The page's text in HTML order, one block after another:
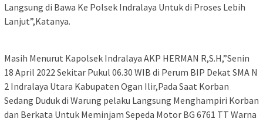
Langsung di Bawa Ke Polsek Indralaya Untuk di Proses Lebih
Lanjut”,Katanya.
Masih Menurut Kapolsek Indralaya AKP HERMAN R,S.H,”Senin
18 April 2022 Sekitar Pukul 06.30 WIB di Perum BIP Dekat SMA N
2 Indralaya Utara Kabupaten Ogan Ilir,Pada Saat Korban
Sedang Duduk di Warung pelaku Langsung Menghampiri Korban
dan Berkata Untuk Meminjam Sepeda Motor BG 6761 TT Warna